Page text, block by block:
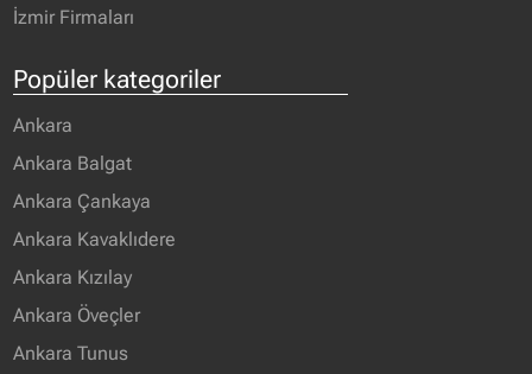
İzmir Firmaları
Popüler kategoriler
Ankara
Ankara Balgat
Ankara Çankaya
Ankara Kavaklıdere
Ankara Kızılay
Ankara Öveçler
Ankara Tunus